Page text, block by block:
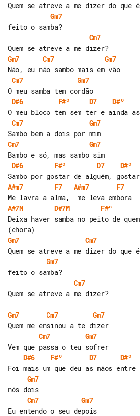
Gm7
Cm7
Gm7
Cm7
Gm7
Cm7
Gm7
D#6
F#º D7 D#º
Cm7
Gm7
Cm7
Gm7
D#6
F#º D7
D#º
A#m7
F7 A#m7
F7
A#7M
D#7M
F#º
Deixa haver samba no peito de quem
Gm7
Cm7
Gm7
Cm7
Quem se atreve a me dizer?
Gm7 Cm7
Gm7
Cm7
Gm7
D#6
F#º D7
D#º
Gm7
Cm7
Gm7